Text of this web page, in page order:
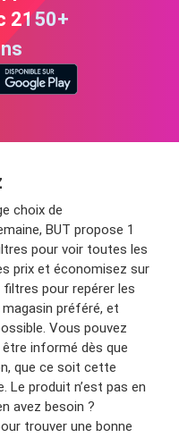
2150+
choix de
BUT propose 1
pour voir toutes les
prix et économisez sur
pour repérer les
préféré, et
Vous pouvez
informé dès que
que ce soit cette
Le produit n’est pas en
avez besoin ?
trouver une bonne